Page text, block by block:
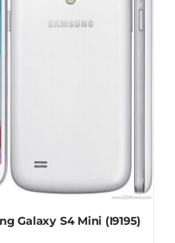
Galaxy S4 Mini (I9195)